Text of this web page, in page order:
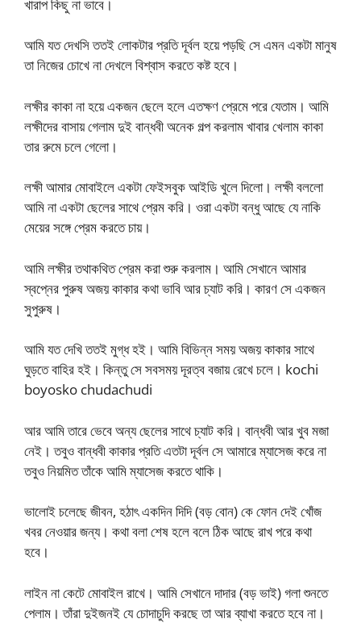
খারাপ কিছু না ভাবে।
আমি যত দেখসি ততই লোকটার প্রতি দূর্বল হয়ে পড়ছি সে এমন একটা মানুষ
তা নিজের চোখে না দেখলে বিশ্বাস করতে কষ্ট হবে।
লক্ষীর কাকা না হয়ে একজন ছেলে হলে এতক্ষণ প্রেমে পরে যেতাম। আমি
লক্ষীদের বাসায় গেলাম দুই বান্ধবী অনেক গল্প করলাম খাবার খেলাম কাকা
তার রুমে চলে গেলো।
লক্ষী আমার মোবাইলে একটা ফেইসবুক আইডি খুলে দিলো। লক্ষী বললো
আমি না একটা ছেলের সাথে প্রেম করি। ওরা একটা বন্ধু আছে যে নাকি
মেয়ের সঙ্গে প্রেম করতে চায়।
আমি লক্ষীর তথাকথিত প্রেম করা শুরু করলাম। আমি সেখানে আমার
স্বপ্নের পুরুষ অজয় কাকার কথা ভাবি আর চ্যাট করি। কারণ সে একজন
সুপুরুষ।
আমি যত দেখি ততই মুগ্ধ হই। আমি বিভিন্ন সময় অজয় কাকার সাথে
ঘুড়তে বাহির হই। কিন্তু সে সবসময় দূরত্ব বজায় রেখে চলে। kochi
boyosko chudachudi
আর আমি তারে ভেবে অন্য ছেলের সাথে চ্যাট করি। বান্ধবী আর খুব মজা
নেই। তবুও বান্ধবী কাকার প্রতি এতটা দূর্বল সে আমারে ম্যাসেজ করে না
তবুও নিয়মিত তাঁকে আমি ম্যাসেজ করতে থাকি।
ভালোই চলেছে জীবন, হঠাৎ একদিন দিদি (বড় বোন) কে ফোন দেই খোঁজ
খবর নেওয়ার জন্য। কথা বলা শেষ হলে বলে ঠিক আছে রাখ পরে কথা
হবে।
লাইন না কেটে মোবাইল রাখে। আমি সেখানে দাদার (বড় ভাই) গলা শুনতে
পেলাম। তাঁরা দুইজনই যে চোদাচুদি করছে তা আর ব্যাখা করতে হবে না।